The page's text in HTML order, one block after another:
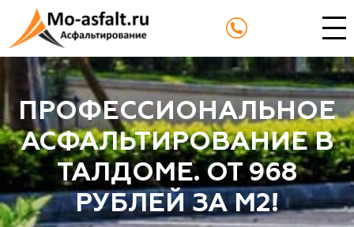
ПРОФЕССИОНАЛЬНОЕ
АСФАЛЬТИРОВАНИЕ В
ТАЛДОМЕ. ОТ 968
РУБЛЕЙ ЗА М2!